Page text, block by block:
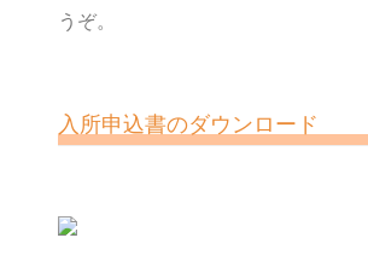
うぞ。
入所申込書のダウンロード